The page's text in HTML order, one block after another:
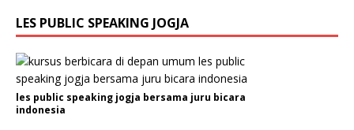
LES PUBLIC SPEAKING JOGJA
les public speaking jogja bersama juru bicara
indonesia